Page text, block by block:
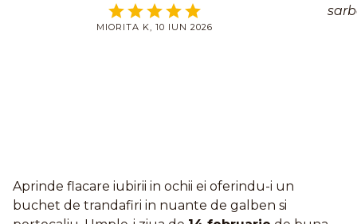
MIORITA K, 10 IUN 2026
Aprinde flacare iubirii in ochii ei oferindu-i un
buchet de trandafiri in nuante de galben si